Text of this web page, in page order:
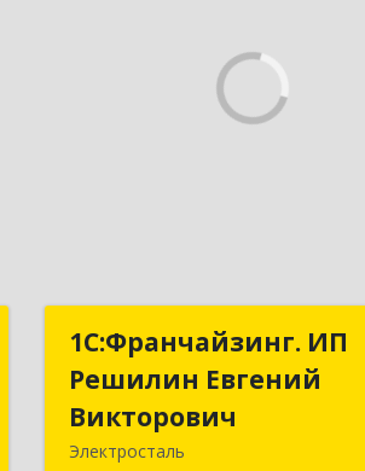
1С:Франчайзинг. ИП
Решилин Евгений
Викторович
Электросталь
Решилин